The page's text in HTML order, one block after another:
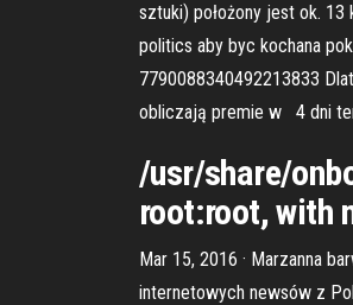
sztuki) położony jest ok.
politics aby byc kochana
7790088340492213833
obliczają premie w 4 dni
/usr/share/
root:root, with
Mar 15, 2016 · Marzanna
internetowych newsów z